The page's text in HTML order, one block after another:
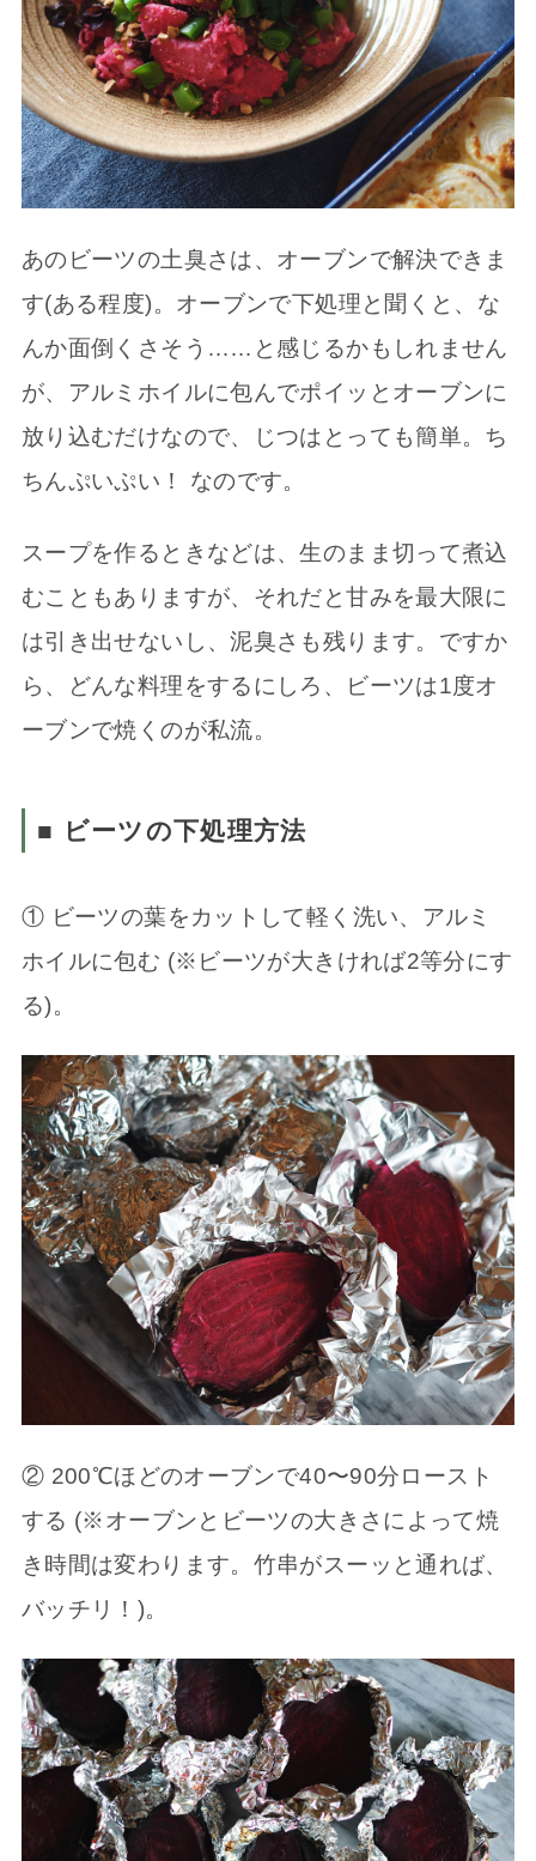
あのビーツの土臭さは、オーブンで解決できま
す(ある程度)。オーブンで下処理と聞くと、な
んか面倒くさそう……と感じるかもしれません
が、アルミホイルに包んでポイッとオーブンに
放り込むだけなので、じつはとっても簡単。ち
ちんぷいぷい！ なのです。
スープを作るときなどは、生のまま切って煮込
むこともありますが、それだと甘みを最大限に
は引き出せないし、泥臭さも残ります。ですか
ら、どんな料理をするにしろ、ビーツは1度オ
ーブンで焼くのが私流。
■ ビーツの下処理方法
① ビーツの葉をカットして軽く洗い、アルミ
ホイルに包む (※ビーツが大きければ2等分にす
る)。
② 200℃ほどのオーブンで40〜90分ロースト
する (※オーブンとビーツの大きさによって焼
き時間は変わります。竹串がスーッと通れば、
バッチリ！)。